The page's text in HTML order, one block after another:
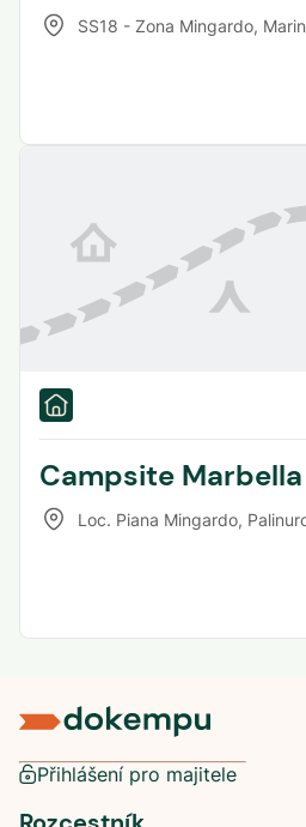
SS18 - Zona Mingardo,
Campsite
Loc. Piana Mingardo,
Přihlášení pro majitele